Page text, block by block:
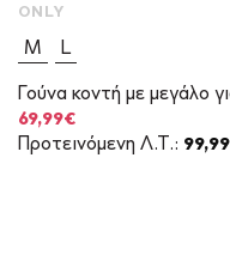
M
L
Γούνα κοντή με μεγάλο
ONLY
Original
price
was:
69,99€Η
τρέχουσα
τιμή
Προτεινόμενη Λ.Τ.: 99,99